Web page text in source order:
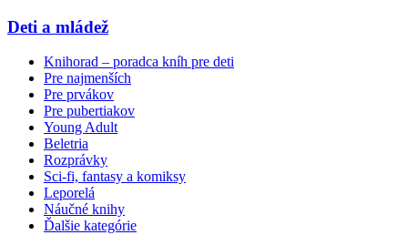
Deti a mládež
Knihorad – poradca kníh pre deti
Pre najmenších
Pre prvákov
Pre pubertiakov
Young Adult
Beletria
Rozprávky
Sci-fi, fantasy a komiksy
Leporelá
Náučné knihy
Ďalšie kategórie